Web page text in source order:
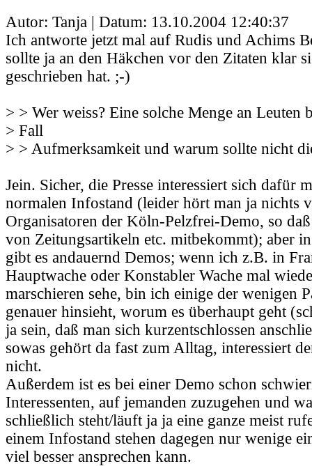
Autor: Tanja | Datum: 13.10.2004 12:40:37
Ich antworte jetzt mal auf Rudis und Achims
sollte ja an den Häkchen vor den Zitaten klar
geschrieben hat. ;-)
> > Wer weiss? Eine solche Menge an Leuten
> Fall
> > Aufmerksamkeit und warum sollte nicht
Jein. Sicher, die Presse interessiert sich dafür
normalen Infostand (leider hört man ja nichts
Organisatoren der Köln-Pelzfrei-Demo, so
von Zeitungsartikeln etc. mitbekommt); aber
gibt es andauernd Demos; wenn ich z.B. in
Hauptwache oder Konstabler Wache mal
marschieren sehe, bin ich einige der wenigen
genauer hinsieht, worum es überhaupt geht
ja sein, daß man sich kurzentschlossen
sowas gehört da fast zum Alltag, interessiert
nicht.
Außerdem ist es bei einer Demo schon
Interessenten, auf jemanden zuzugehen und
schließlich steht/läuft ja ja eine ganze meist
einem Infostand stehen dagegen nur wenige
viel besser ansprechen kann.